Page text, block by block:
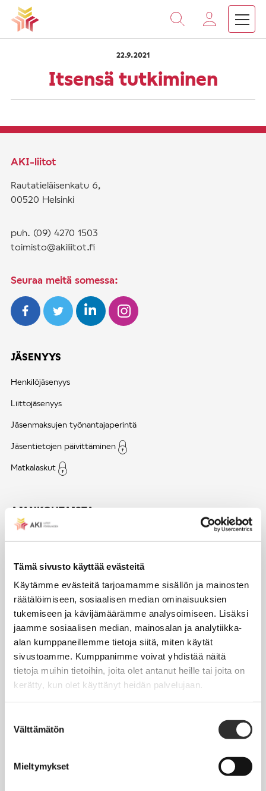
Tämä sivusto käyttää evästeitä
Käytämme evästeitä tarjoamamme sisällön ja mainosten
räätälöimiseen, sosiaalisen median ominaisuuksien
tukemiseen ja kävijämäärämme analysoimiseen. Lisäksi
jaamme sosiaalisen median, mainosalan ja analytiikka-
alan kumppaneillemme tietoja siitä, miten käytät
sivustoamme. Kumppanimme voivat yhdistää näitä
tietoja muihin tietoihin, joita olet antanut heille tai joita on
kerätty, kun olet käyttänyt heidän palvelujaan.
valinta
Välttämätön
Mieltymykset
Vieritä
sisältöön
Etusivu Itsensä tutkiminen
22.9.2021
Itsensä tutkiminen
AKI-liitot
Rautatieläisenkatu 6,
00520 Helsinki
puh. (09) 4270 1503
toimisto@akiliitot.fi
Seuraa meitä somessa:
JÄSENYYS
Henkilöjäsenyys
Liittojäsenyys
Jäsenmaksujen työnantajaperintä
Jäsentietojen päivittäminen
Matkalaskut
AJANKOHTAISTA
Crux-lehti
JOBI
TYÖELÄMÄOPAS
Työnhaku
KirVESTES 2025-2028, KJTES sekä muut työ- ja
Palkkaus